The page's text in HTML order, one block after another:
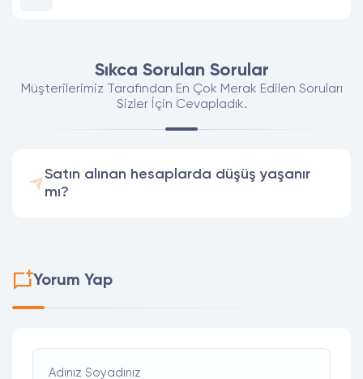
Sıkca Sorulan Sorular
Müşterilerimiz Tarafından En Çok Merak Edilen Soruları
Sizler İçin Cevapladık.
Satın alınan hesaplarda düşüş yaşanır
mı?
Yorum Yap
Adınız Soyadınız